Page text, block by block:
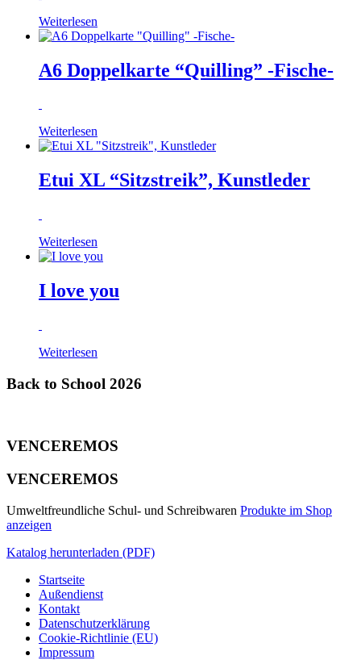
Weiterlesen
A6 Doppelkarte “Quilling” -Fische-
Weiterlesen
Etui XL “Sitzstreik”, Kunstleder
Weiterlesen
I love you
Weiterlesen
Back to School 2026
VENCEREMOS
VENCEREMOS
Umweltfreundliche Schul- und Schreibwaren Produkte im Shop
anzeigen
Katalog herunterladen (PDF)
Startseite
Außendienst
Kontakt
Datenschutzerklärung
Cookie-Richtlinie (EU)
Impressum